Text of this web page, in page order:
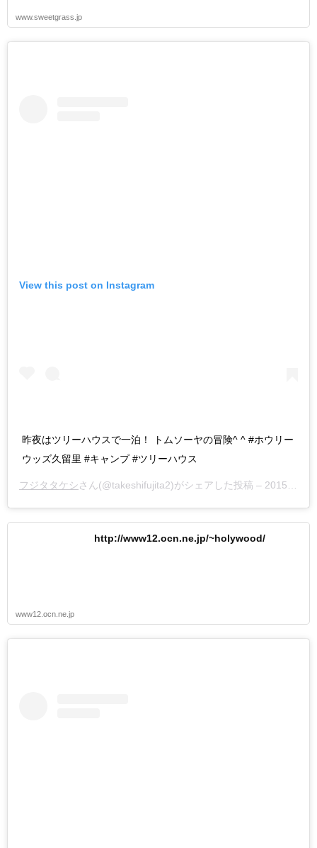
www.sweetgrass.jp
View this post on Instagram
昨夜はツリーハウスで一泊！ トムソーヤの冒険^ ^ #ホウリー
ウッズ久留里 #キャンプ #ツリーハウス
フジタタケシさん(@takeshifujita2)がシェアした投稿 – 2015年 8月月2日午後7時33分PDT
http://www12.ocn.ne.jp/~holywood/
www12.ocn.ne.jp